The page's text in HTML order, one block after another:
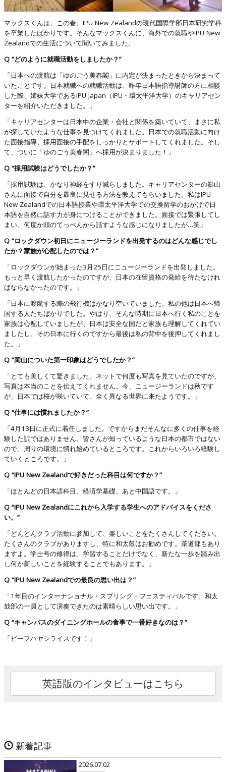
マックスくんは、この春、IPU New Zealandの現代国際学部日本研究学科
を卒業したばかりです。そんなマックスくんに、海外での就職やIPU New
Zealandでの生活について聞いてみました。
Q “どのように就職活動をしましたか？”
「日本への渡航は「ゆのごう美春閣」に内定が決まったときから決まって
いたことです。日本就職への就職活動は、昨年日本語指導講師の方に相談
した際、姉妹大学であるIPU Japan（IPU・環太平洋大学）のキャリアセン
ターを紹介いただきました。」
「キャリアセンターは日本中の企業・会社と関係を築いていて、まさに私
が探していたような仕事を見つけてくれました。日本での就職活動に向け
た面接指導、採用面接の手配をしっかりとサポートしてくれました。そし
て、ついに「ゆのごう美春閣」へ採用が決まりました！」
Q “採用試験はどうでしたか？”
「採用試験は、かなり神経をすり減らしました。キャリアセンターの影山
さんに面接で自分を最良に見せる方法を教えてもらいました。私はIPU
New Zealandでの日本語授業や環太平洋大学での交換留学のおかげで日
本語を自然に話す力が身につけることができました。面接では緊張してし
まい、何度か頭のてっぺんから話すような感じになりましたが…笑」
Q “ロックダウン初日にニュージーランドを出発するのはどんな感じでし
たか？家族が心配したのでは？”
「ロックダウンが始まった3月25日にニュージーランドを出発しました。
もっと早く渡航したかったのですが、日本の在留資格の発給を待たなけれ
ばならなかったのです。」
「日本に渡航する際の飛行機はかなり空いていました。私の他は日本へ帰
国する人たちばかりでした。やはり、そんな時期に日本へ行く私のことを
家族は心配していましたが、日本は安全な国だと家族も理解してくれてい
ましたし、その日本に行くのですから最後は私の背中を後押してくれまし
た。」
Q “岡山についた第一印象はどうでしたか？”
「とても美しくて驚きました。ネットで何度も写真を見ていたのですが、
写真は本当のことを伝えてくれません。今、ニュージーランドは秋です
が、日本では桜が咲いていて、全く異なる世界に来たようです。」
Q “仕事には慣れましたか？”
「4月13日に正式に着任しました。ですからまだそんなに多くの仕事を経
験した訳ではありません。皆さんが知っているような日本の都市ではない
ので、周りの環境に慣れ始めているところです。これからいろいろ経験し
ていくところです。」
Q “IPU New Zealandで好きだった科目は何ですか？”
「ほとんどの日本語科目、経済学基礎、あと中国語です。」
Q “IPU New Zealandにこれから入学する学生へのアドバイスをくださ
い。”
「どんどんクラブ活動に参加して、楽しいことをたくさんしてください。
たくさんのクラブがありますし、特に和太鼓はお勧めです。茶道部もあり
ますよ。学士号の修得は、学習することだけでなく、新たな一歩を踏み出
し何か新しいことを経験することでもあります。」
Q “IPU New Zealandでの最良の思い出は？”
「1年目のインターナショナル・スプリング・フェスティバルです。和太
鼓部の一員として演奏できたのは素晴らしい思い出です。」
Q “キャンパスのダイニングホールの食事で一番好きなのは？”
「ビーフハヤシライスです！」
英語版のインタビューはこちら
新着記事
2026.07.02